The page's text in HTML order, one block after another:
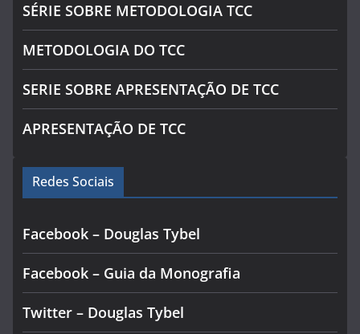
SÉRIE SOBRE METODOLOGIA TCC
METODOLOGIA DO TCC
SERIE SOBRE APRESENTAÇÃO DE TCC
APRESENTAÇÃO DE TCC
Redes Sociais
Facebook – Douglas Tybel
Facebook – Guia da Monografia
Twitter – Douglas Tybel